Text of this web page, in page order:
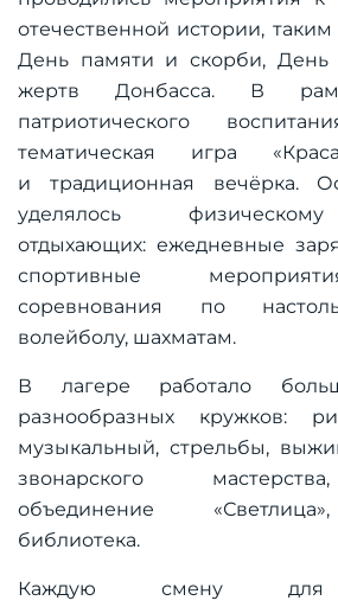
отечественной истории,
День памяти и скорби,
жертв Донбасса. В
патриотического
тематическая игра
и традиционная вечёрка.
уделялось
отдыхающих: ежедневные
спортивные
соревнования по
волейболу, шахматам.
В лагере работало
разнообразных кружков:
музыкальный, стрельбы,
звонарского
объединение
библиотека.
Каждую смену для